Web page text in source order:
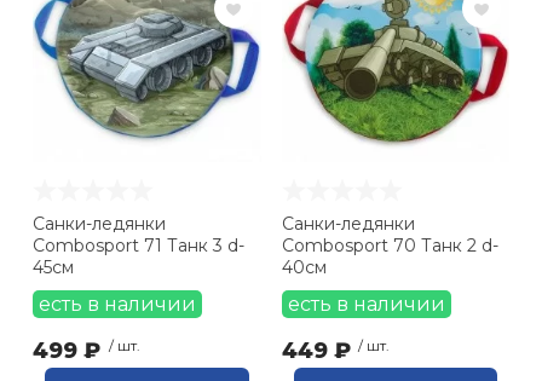
Санки-ледянки
Combosport 71 Танк 3 d-
45см
есть в наличии
499 ₽ / шт.
Санки-ледянки
Combosport 70 Танк 2 d-
40см
есть в наличии
449 ₽ / шт.